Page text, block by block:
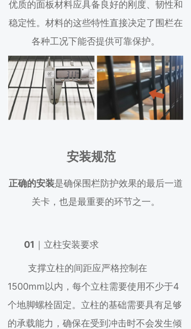
优质的面板材料应具备良好的刚度、韧性和
稳定性。材料的这些特性直接决定了围栏在
各种工况下能否提供可靠保护。
安装规范
正确的安装是确保围栏防护效果的最后一道
关卡，也是最重要的环节之一。
01 ｜立柱安装要求
支撑立柱的间距应严格控制在
1500mm以内，每个立柱需要使用不少于4
个地脚螺栓固定。立柱的基础需要具有足够
的承载能力，确保在受到冲击时不会发生倾